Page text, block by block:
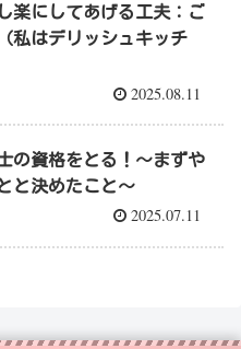
楽にしてあげる工夫：ご
私はデリッシュキッチ
2025.08.11
の資格をとる！〜まずや
と決めたこと〜
2025.07.11